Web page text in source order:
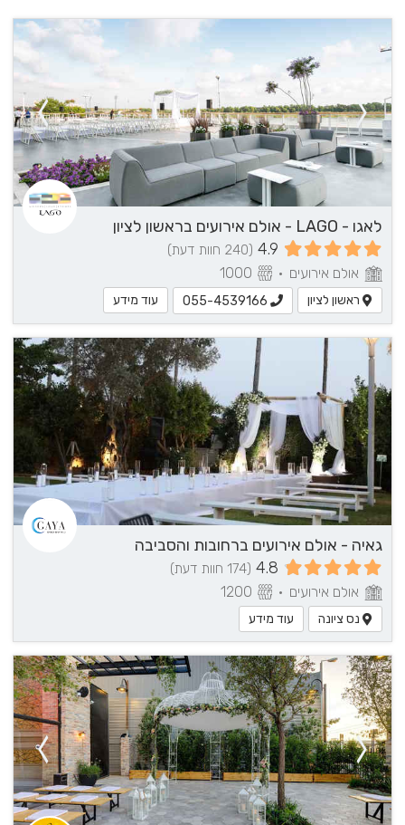
לאגו - LAGO - אולם אירועים בראשון לציון
4.9 (240 חוות דעת)
אולם אירועים •
ראשון לציון 055-4539166 עוד מידע
גאיה - אולם אירועים ברחובות והסביבה
4.8 (174 חוות דעת)
אולם אירועים •
נס ציונה עוד מידע